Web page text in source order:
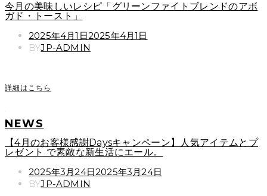
今月の美味しいレシピ「グリーンファイトブレンドのアボ
ガド・トースト」
POSTED
ON
2025年4月1日2025年4月1日
BYJP-ADMIN
詳細はこちら
NEWS
【4月のお客様感謝Daysキャンペーン】人気アイテムとプ
レゼント で素敵な新生活にエール。
POSTED
ON
2025年3月24日2025年3月24日
BYJP-ADMIN